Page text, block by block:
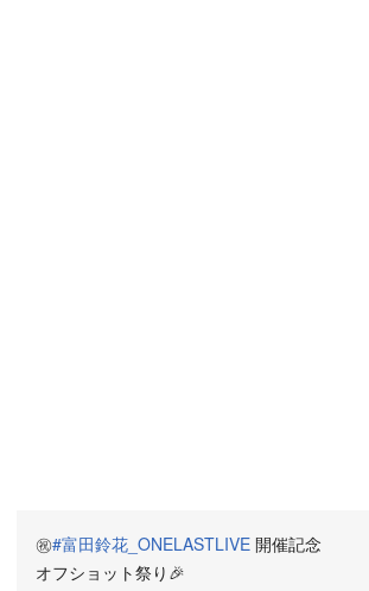
㊗️#富田鈴花_ONELASTLIVE 開催記念
オフショット祭り🎉